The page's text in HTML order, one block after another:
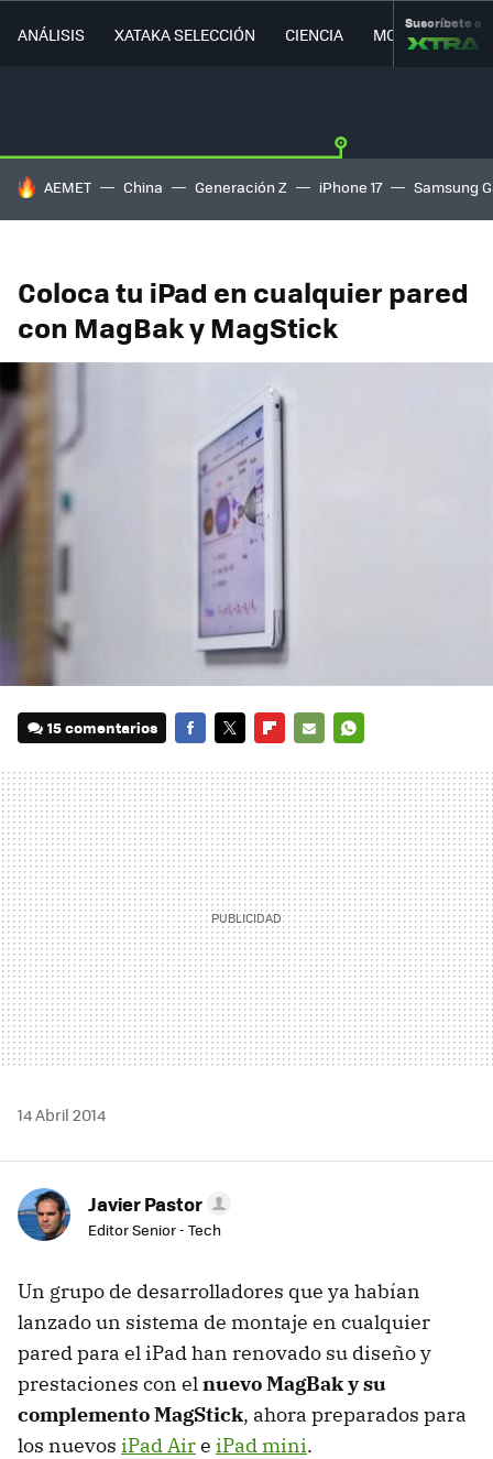
ANÁLISIS XATAKA SELECCIÓN CIENCIA MOVILIDAD
Suscríbete a
HOY SE HABLA DE
AEMET China Generación Z iPhone 17 Samsung
Coloca tu iPad en cualquier pared
con MagBak y MagStick
15 comentarios
MAIL
14 Abril 2014
Javier Pastor
Editor Senior - Tech
Un grupo de desarrolladores que ya habían
lanzado un sistema de montaje en cualquier
pared para el iPad han renovado su diseño y
prestaciones con elnuevo MagBak y su
complemento MagStick, ahora preparados para
los nuevos iPad Aire iPad mini.